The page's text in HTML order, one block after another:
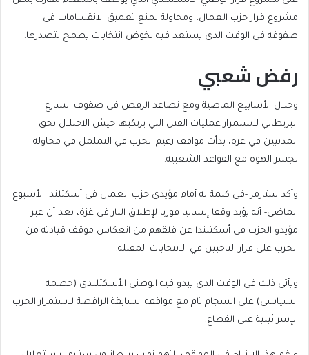
مشروع قرار حزب العمال، ومحاولة لمنع تعميق الانقسامات في
صفوفه في الوقت الذي يستعد فيه لخوض انتخابات يطمح لتصدرها.
رفض شعبي
وخلال الأسابيع الماضية ومع تصاعد الرفض في صفوف الشارع
البريطاني لاستمرار عمليات القتل التي يرتكبها جيش الاحتلال بحق
المدنيين في غزة، بدأت مواقف زعيم الحزب في التململ في محاولة
لجسر الهوة مع القواعد الشعبية.
وأكد ستارمر -في كلمة له أمام مؤيدي حزب العمال في أسكتلندا الأسبوع
الماضي- أنه يؤيد وقفا إنسانيا فوريا لإطلاق النار في غزة، بعد أن عبر
مؤيدو الحزب في أسكتلندا عن قلقهم من انعكاس موقف قيادته من
الحرب على قرار الناخبين في الانتخابات المقبلة.
ويأتي ذلك في الوقت الذي يبدو فيه الوطني الأسكتلندي (خصمه
السياسي) على انسجام تام مع مواقفه السابقة الرافضة لاستمرار الحرب
الإسرائيلية على القطاع.